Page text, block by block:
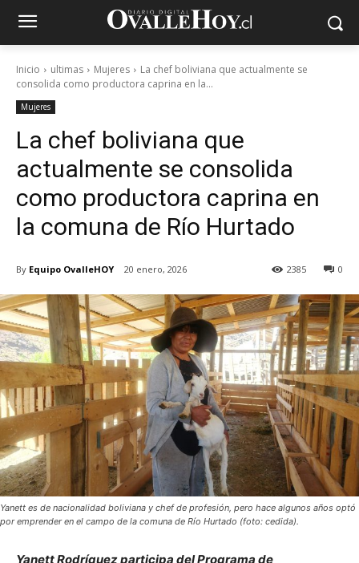
Inicio ultimas Mujeres
La chef boliviana que actualmente se
consolida como productora caprina en la...
Mujeres
La chef boliviana que
actualmente se consolida
como productora caprina en
la comuna de Río Hurtado
By Equipo OvalleHOY 20 enero, 2026 0
2385
Yanett es de nacionalidad boliviana y chef de profesión, pero hace algunos años optó
por emprender en el campo de la comuna de Río Hurtado (foto: cedida).
Yanett Rodríguez participa del Programa de